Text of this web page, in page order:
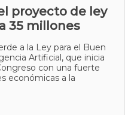
proyecto de ley
35 millones
a la Ley para el Buen
Artificial, que inicia
con una fuerte
económicas a la